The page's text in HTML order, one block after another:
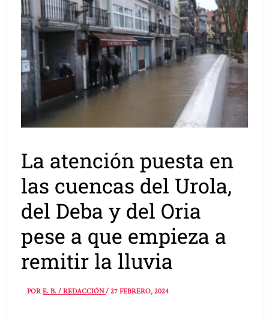
La atención puesta en
las cuencas del Urola,
del Deba y del Oria
pese a que empieza a
remitir la lluvia
PORE. B. / REDACCIÓN/27 FEBRERO, 2024